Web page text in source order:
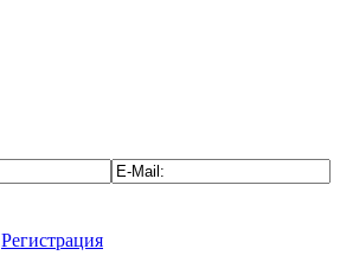
Регистрация